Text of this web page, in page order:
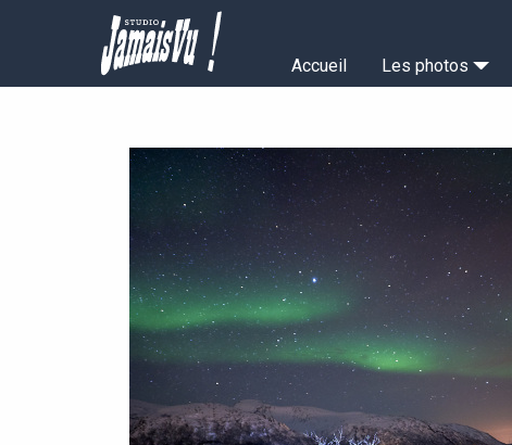
principal
Navigation
principale
Accueil Les photos